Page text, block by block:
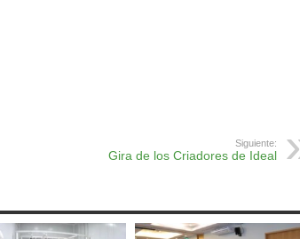
Siguiente:
Gira de los Criadores de Ideal